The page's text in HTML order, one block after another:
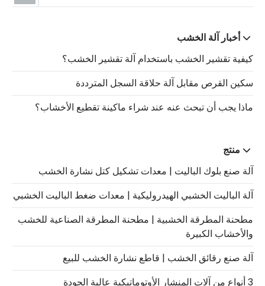
أخبار آلة الخشب
كيفية تقشير الخشب باستخدام آلة تقشير الخشب؟
سكين القرص مقابل آلة حلاقة السجل المترددة
ماذا يجب أن تبحث عنه عند شراء ماكينة تقطيع الأخشاب؟
منتج
آلة صنع بلوك الباليت | معدات تشكيل كتل نشارة الخشب
آلة الباليت الخشبي الهيدروليكية | معدات ضغط الباليت الخشبي
مطحنة المطرقة الخشبية | مطحنة المطرقة الصناعية للخشب
والأخشاب الكبيرة
آلة صنع رقائق الخشب | قاطع نشارة الخشب للبيع
3 أنواع من آلات المنشار الأوتوماتيكية عالية الجودة